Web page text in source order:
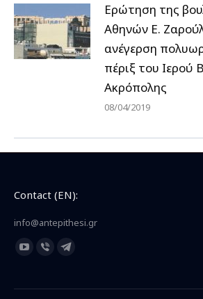
Ερώτηση της
Αθηνών Ε.
ανέγερση
πέριξ του Ιερού
Ακρόπολης
08/04/2019
Contact (EN):
info@antepithesi.gr
Find us on:
YouTube
opens
Viber
opens
Telegram
opens